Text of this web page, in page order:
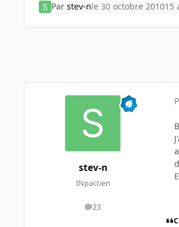
Par stev-nle 30 octobre 201015
stev-n
INpactien
23
messages